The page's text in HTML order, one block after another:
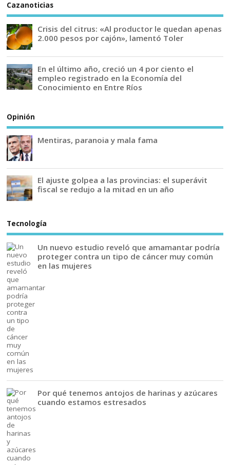
Cazanoticias
Crisis del citrus: «Al productor le quedan apenas
2.000 pesos por cajón», lamentó Toler
En el último año, creció un 4 por ciento el
empleo registrado en la Economía del
Conocimiento en Entre Ríos
Opinión
Mentiras, paranoia y mala fama
El ajuste golpea a las provincias: el superávit
fiscal se redujo a la mitad en un año
Tecnología
Un nuevo estudio reveló que amamantar podría
proteger contra un tipo de cáncer muy común
en las mujeres
Por qué tenemos antojos de harinas y azúcares
cuando estamos estresados